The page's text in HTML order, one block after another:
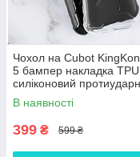
Чохол на Cubot
5 бампер накладка TPU
силіконовий
оригінальний "W-
В наявності
399 ₴ 599 ₴